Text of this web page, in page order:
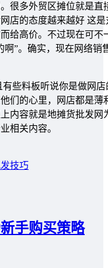
很多外贸区摊位就是
店的态度越来越好 这
给高价。不过现在可
啊”。确实，现在网络
些料板听说你是做网
们的心里，网店都是
内容就是地摊货批发
相关内容。
技巧
手购买策略